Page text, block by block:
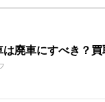
は廃車にすべき？買